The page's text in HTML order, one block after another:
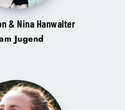
& Nina Hanwalter
Jugend